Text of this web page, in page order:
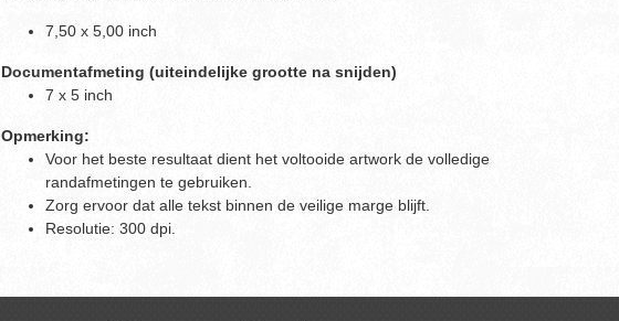
7,50 x 5,00 inch
Documentafmeting (uiteindelijke grootte na snijden)
7 x 5 inch
Opmerking:
Voor het beste resultaat dient het voltooide artwork de volledige
randafmetingen te gebruiken.
Zorg ervoor dat alle tekst binnen de veilige marge blijft.
Resolutie: 300 dpi.